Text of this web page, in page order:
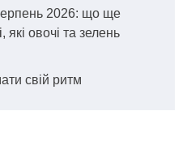
2026: що ще
які овочі та зелень
свій ритм